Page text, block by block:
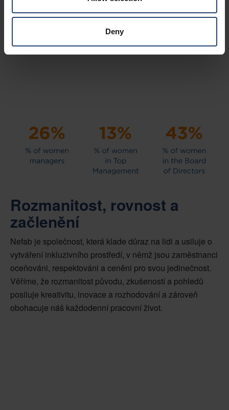
Deny
měřitelný dopad.
Rozmanitost, rovnost a
začlenění
Nefab je společnost, která klade důraz na lidi a usiluje o
vytváření inkluzivního prostředí, v němž jsou zaměstnanci
oceňováni, respektováni a ceněni pro svou jedinečnost.
Věříme, že rozmanitost původu, zkušeností a pohledů
posiluje kreativitu, inovace a rozhodování a zároveň
obohacuje náš každodenní pracovní život.